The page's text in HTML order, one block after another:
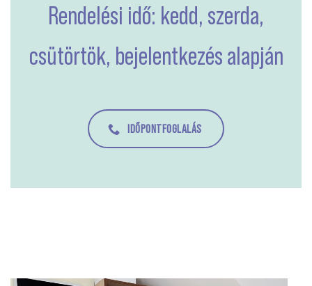
Rendelési idő: kedd, szerda,
csütörtök, bejelentkezés alapján
IDŐPONTFOGLALÁS